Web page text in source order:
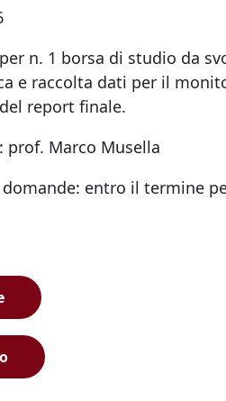
per n. 1 borsa di studio da
e raccolta dati per il
report finale.
prof. Marco Musella
domande: entro il termine